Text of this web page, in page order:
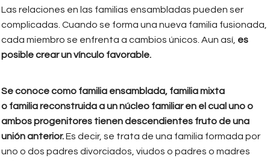
Las relaciones en las familias ensambladas pueden ser
complicadas. Cuando se forma una nueva familia fusionada,
cada miembro se enfrenta a cambios únicos. Aun así, es
posible crear un vínculo favorable.
Se conoce como familia ensamblada, familia mixta
o familia reconstruida a un núcleo familiar en el cual uno o
ambos progenitores tienen descendientes fruto de una
unión anterior.Es decir, se trata de una familia formada por
uno o dos padres divorciados, viudos o padres o madres